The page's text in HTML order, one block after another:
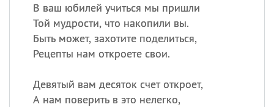
В ваш юбилей учиться мы пришли
Той мудрости, что накопили вы.
Быть может, захотите поделиться,
Рецепты нам откроете свои.
Девятый вам десяток счет откроет,
А нам поверить в это нелегко,
Национальный день
рисового пудинга
День Дымняшки
(Smokey Bear Day)
ИМЕНА